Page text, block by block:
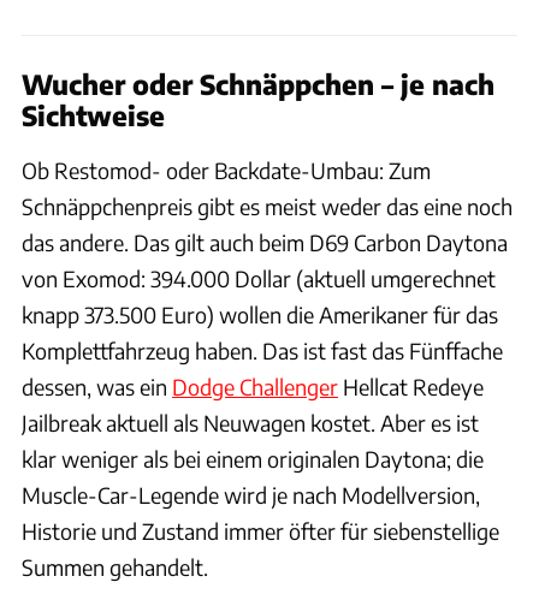
Wucher oder Schnäppchen – je nach
Sichtweise
Ob Restomod- oder Backdate-Umbau: Zum
Schnäppchenpreis gibt es meist weder das eine noch
das andere. Das gilt auch beim D69 Carbon Daytona
von Exomod: 394.000 Dollar (aktuell umgerechnet
knapp 373.500 Euro) wollen die Amerikaner für das
Komplettfahrzeug haben. Das ist fast das Fünffache
dessen, was ein Dodge Challenger Hellcat Redeye
Jailbreak aktuell als Neuwagen kostet. Aber es ist
klar weniger als bei einem originalen Daytona; die
Muscle-Car-Legende wird je nach Modellversion,
Historie und Zustand immer öfter für siebenstellige
Summen gehandelt.